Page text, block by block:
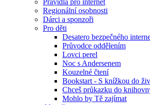
Pravidla pro internet
Regionální osobnosti
Dárci a sponzoři
Pro děti
Desatero bezpečného
Průvodce oddělením
Lovci perel
Noc s Andersenem
Kouzelné čtení
Bookstart - S knížkou do
Chceš průkazku do
Mohlo by Tě zajímat